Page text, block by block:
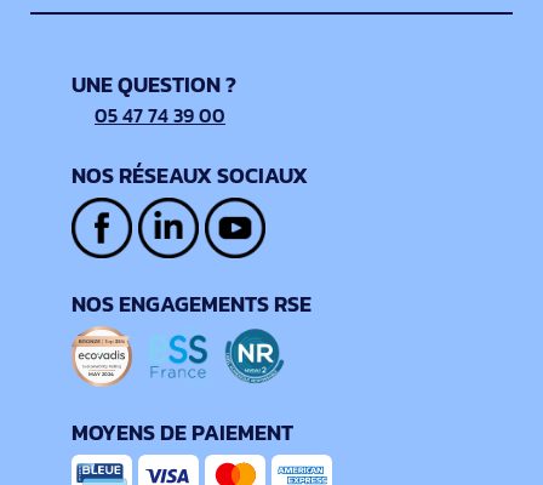
UNE QUESTION ?
05 47 74 39 00
NOS RÉSEAUX SOCIAUX
NOS ENGAGEMENTS RSE
MOYENS DE PAIEMENT